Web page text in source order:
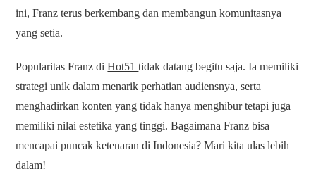
ini, Franz terus berkembang dan membangun komunitasnya
yang setia.
Popularitas Franz diHot51tidak datang begitu saja. Ia memiliki
strategi unik dalam menarik perhatian audiensnya, serta
menghadirkan konten yang tidak hanya menghibur tetapi juga
memiliki nilai estetika yang tinggi. Bagaimana Franz bisa
mencapai puncak ketenaran di Indonesia? Mari kita ulas lebih
dalam!